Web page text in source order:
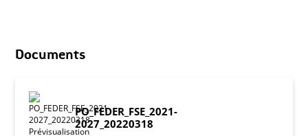
Documents
PO_FEDER_FSE_2021-
2027_20220318